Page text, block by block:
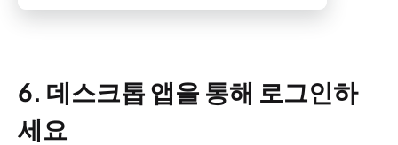
6. 데스크톱 앱을 통해 로그인하
세요